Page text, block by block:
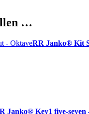
…
RR Janko® Kit
Janko® Key1 five-seven